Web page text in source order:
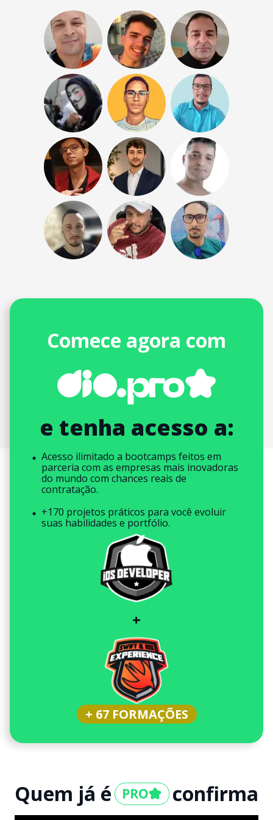
Comece agora com
e tenha acesso a:
Acesso ilimitado a bootcamps feitos em
parceria com as empresas mais inovadoras
do mundo com chances reais de
contratação.
+170 projetos práticos para você evoluir
suas habilidades e portfólio.
+
+ 67 FORMAÇÕES
Quem já é confirma